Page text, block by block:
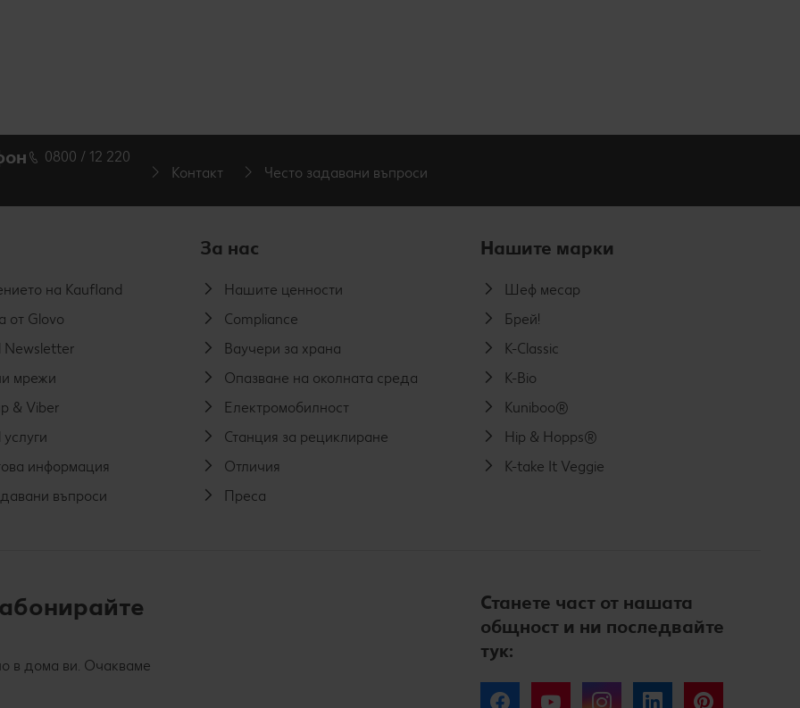
0800 / 12 220
Контакт Често задавани въпроси
на Kaufland
от Glovo
Newsletter
мрежи
& Viber
информация
въпроси
За нас
Нашите ценности
Compliance
Ваучери за храна
Опазване на околната среда
Електромобилност
Станция за рециклиране
Отличия
Преса
Нашите марки
Шеф месар
Брей!
K-Classic
K-Bio
Kuniboo®
Hip & Hopps®
K-take It Veggie
в дома ви. Очакваме
Станете част от нашата
общност и ни последвайте
тук:
Facebook YouTube Instagram LinkedIn